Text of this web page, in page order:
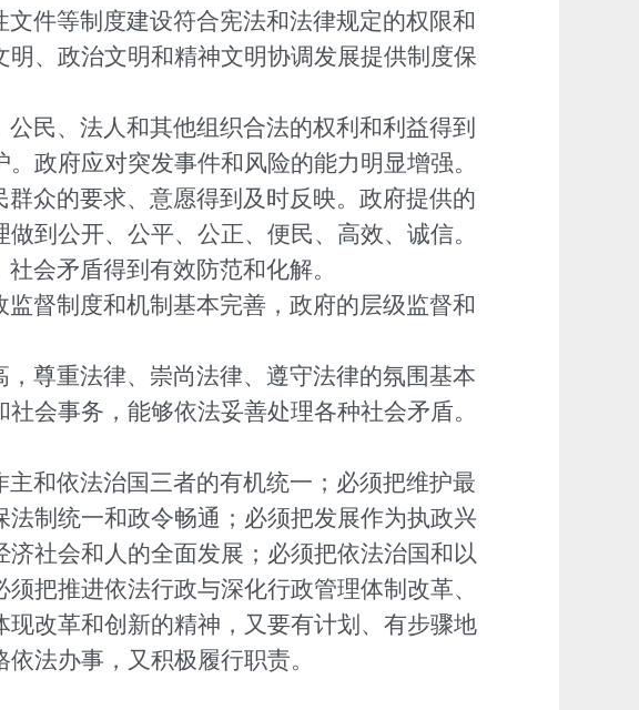
件等制度建设符合宪法和法律规定的权限和
、政治文明和精神文明协调发展提供制度保
民、法人和其他组织合法的权利和利益得到
政府应对突发事件和风险的能力明显增强。
众的要求、意愿得到及时反映。政府提供的
到公开、公平、公正、便民、高效、诚信。
会矛盾得到有效防范和化解。
督制度和机制基本完善，政府的层级监督和
尊重法律、崇尚法律、遵守法律的氛围基本
会事务，能够依法妥善处理各种社会矛盾。
和依法治国三者的有机统一；必须把维护最
制统一和政令畅通；必须把发展作为执政兴
社会和人的全面发展；必须把依法治国和以
把推进依法行政与深化行政管理体制改革、
改革和创新的精神，又要有计划、有步骤地
法办事，又积极履行职责。